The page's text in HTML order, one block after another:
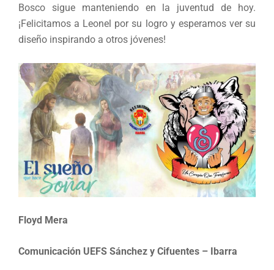
Bosco sigue manteniendo en la juventud de hoy.
¡Felicitamos a Leonel por su logro y esperamos ver su
diseño inspirando a otros jóvenes!
Floyd Mera
Comunicación UEFS Sánchez y Cifuentes – Ibarra